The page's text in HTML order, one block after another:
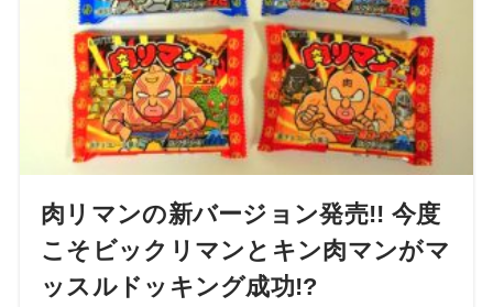
肉リマンの新バージョン発売!! 今度
こそビックリマンとキン肉マンがマ
ッスルドッキング成功!?